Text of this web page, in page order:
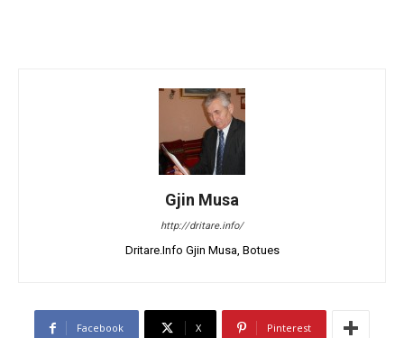
Gjin Musa
http://dritare.info/
Dritare.Info Gjin Musa, Botues
Facebook X Pinterest